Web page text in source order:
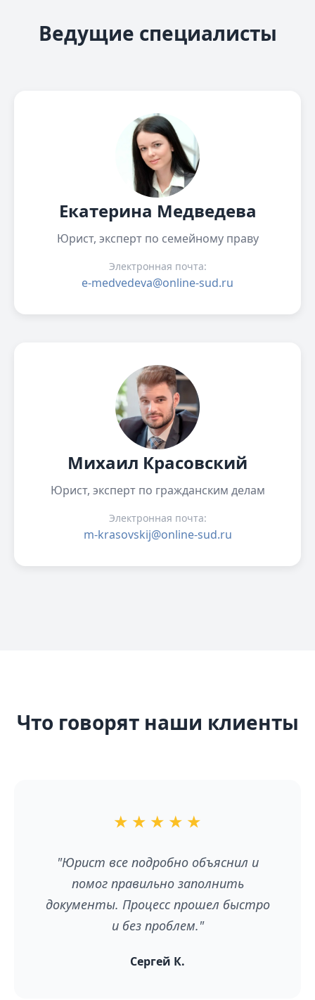
Ведущие специалисты
Екатерина Медведева
Юрист, эксперт по семейному праву
Электронная почта:
e-medvedeva@online-sud.ru
Михаил Красовский
Юрист, эксперт по гражданским делам
Электронная почта:
m-krasovskij@online-sud.ru
Что говорят наши клиенты
★ ★ ★ ★ ★
"Юрист все подробно объяснил и
помог правильно заполнить
документы. Процесс прошел быстро
и без проблем."
Сергей К.